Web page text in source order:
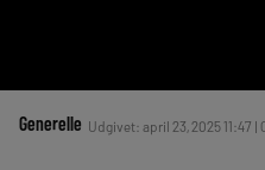
Generelle Udgivet: april 23, 2025 11:47 |